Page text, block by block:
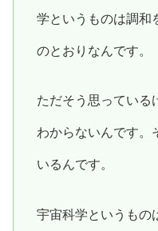
学というものは調和
のとおりなんです。
ただそう思っている
わからないんです。
いるんです。
宇宙科学というもの